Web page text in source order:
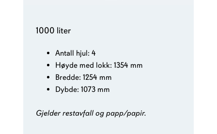
1000 liter
Antall hjul: 4
Høyde med lokk: 1354 mm
Bredde: 1254 mm
Dybde: 1073 mm
Gjelder restavfall og papp/papir.